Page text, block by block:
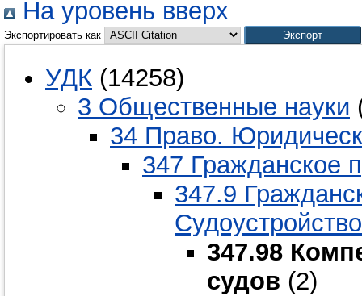
На уровень вверх
Экспортировать как
УДК (14258)
3 Общественные науки
34 Право.
347 Гражданское
347.9
Судоустройство
347.98
судов (2)